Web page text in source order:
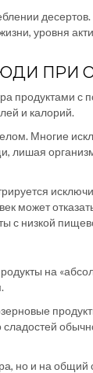
уровня
ПРИ
с
и калорий.
Многие
лишая
может
с низкой
на
но и на общий